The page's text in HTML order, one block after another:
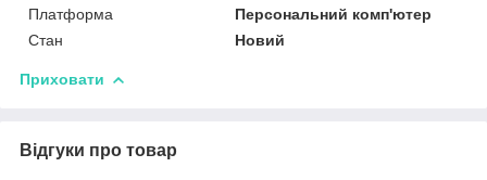
Платформа
Персональний комп'ютер
Стан
Новий
Приховати
Відгуки про товар